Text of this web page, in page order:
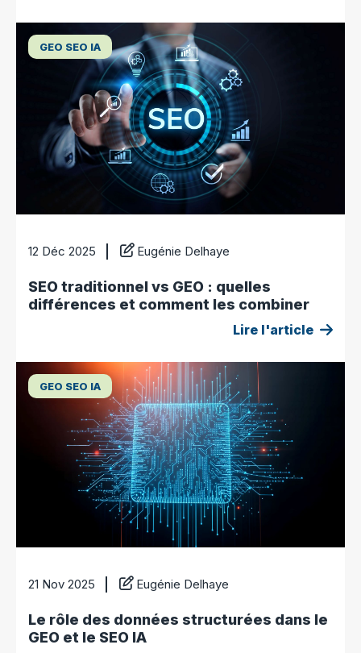
GEO SEO IA
12 Déc 2025 Eugénie Delhaye
SEO traditionnel vs GEO : quelles
différences et comment les combiner
Lire l'article
GEO SEO IA
21 Nov 2025 Eugénie Delhaye
Le rôle des données structurées dans le
GEO et le SEO IA